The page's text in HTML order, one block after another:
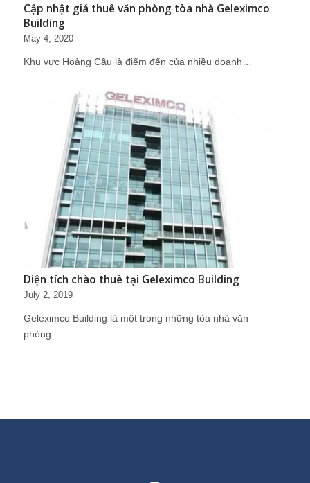
Cập nhật giá thuê văn phòng tòa nhà Geleximco
Building
May 4, 2020
Khu vực Hoàng Cầu là điểm đến của nhiều doanh…
Diện tích chào thuê tại Geleximco Building
July 2, 2019
Geleximco Building là một trong những tòa nhà văn
phòng…